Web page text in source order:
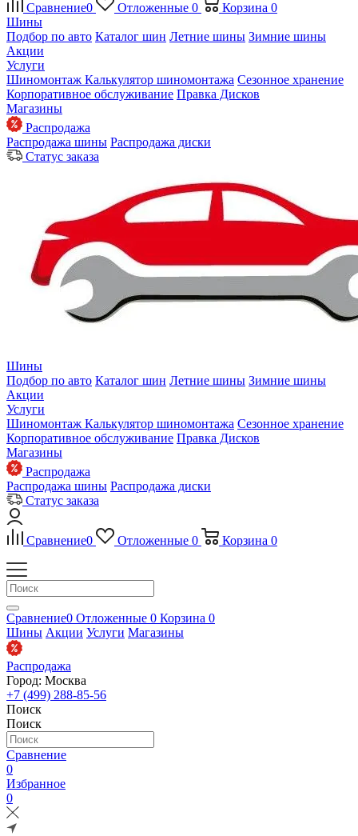
Сравнение0 Отложенные 0 Корзина 0
Шины
Подбор по авто Каталог шин Летние шины Зимние шины
Акции
Услуги
Шиномонтаж Калькулятор шиномонтажа Сезонное хранение
Корпоративное обслуживание Правка Дисков
Магазины
Распродажа
Распродажа шины Распродажа диски
Статус заказа
Шины
Подбор по авто Каталог шин Летние шины Зимние шины
Акции
Услуги
Шиномонтаж Калькулятор шиномонтажа Сезонное хранение
Корпоративное обслуживание Правка Дисков
Магазины
Распродажа
Распродажа шины Распродажа диски
Статус заказа
Сравнение0 Отложенные 0 Корзина 0
Сравнение0 Отложенные 0 Корзина 0
Шины Акции Услуги Магазины
Распродажа
Город: Москва
+7 (499) 288-85-56
Поиск
Поиск
Сравнение
0
Избранное
0